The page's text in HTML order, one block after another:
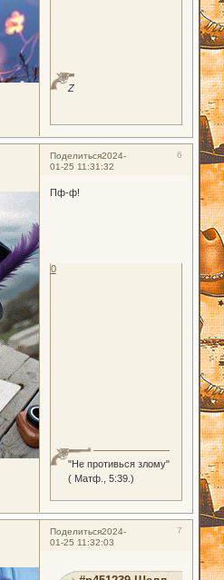
Z
Поделиться 6
2024-
01-25 11:31:32
Пф-ф!
"Не противься злому"
( Матф., 5:39.)
0
Поделиться 7
2024-
01-25 11:32:03